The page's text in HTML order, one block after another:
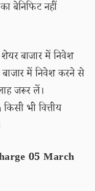
बेनिफिट नहीं
बाजार में निवेश
में निवेश करने से
जरूर लें।
भी वित्तीय
05 March